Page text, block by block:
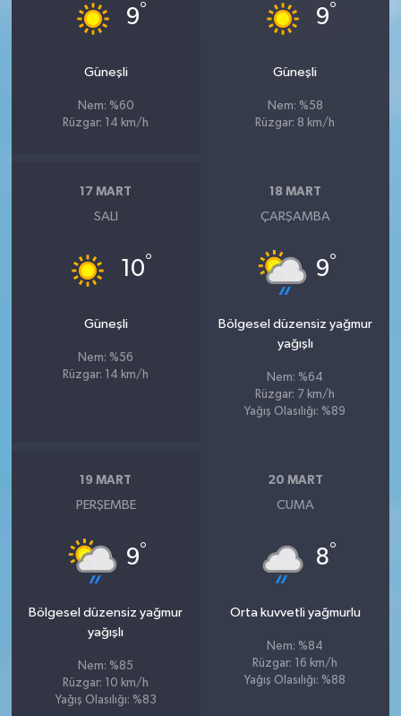
9°
Güneşli
Nem: %60
Rüzgar: 14 km/h
9°
Güneşli
Nem: %58
Rüzgar: 8 km/h
17 MART
SALI
10°
Güneşli
Nem: %56
Rüzgar: 14 km/h
18 MART
ÇARŞAMBA
9°
Bölgesel düzensiz yağmur
yağışlı
Nem: %64
Rüzgar: 7 km/h
Yağış Olasılığı: %89
19 MART
PERŞEMBE
9°
Bölgesel düzensiz yağmur
yağışlı
Nem: %85
Rüzgar: 10 km/h
Yağış Olasılığı: %83
20 MART
CUMA
8°
Orta kuvvetli yağmurlu
Nem: %84
Rüzgar: 16 km/h
Yağış Olasılığı: %88